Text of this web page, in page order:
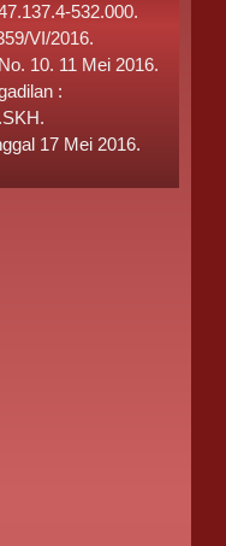
532.000.
VI/2016.
10. 11 Mei 2016.
:
17 Mei 2016.